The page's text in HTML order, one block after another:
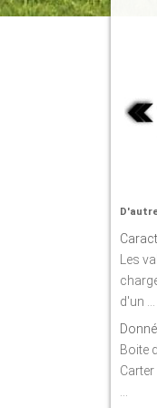
Les
d'un ...
Boite